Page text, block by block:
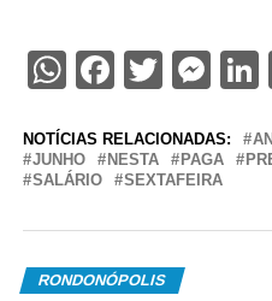
WhatsApp
Facebook
NOTÍCIAS RELACIONADAS:
JUNHO
NESTA PAGA
SALÁRIO
SEXTAFEIRA
RONDONÓPOLIS